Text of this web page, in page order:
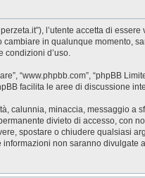
l’utente accetta di
cambiare in qualunque
condizioni d’uso.
“www.phpbb.com”, “phpBB
facilita le aree di discussione
calunnia, minaccia, messaggio
divieto di accesso, con
spostare o chiudere qualsiasi
non saranno